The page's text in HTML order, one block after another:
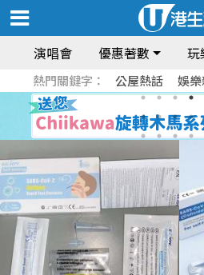
演唱會 優惠著數 玩
熱門關鍵字： 公屋熱話 娛